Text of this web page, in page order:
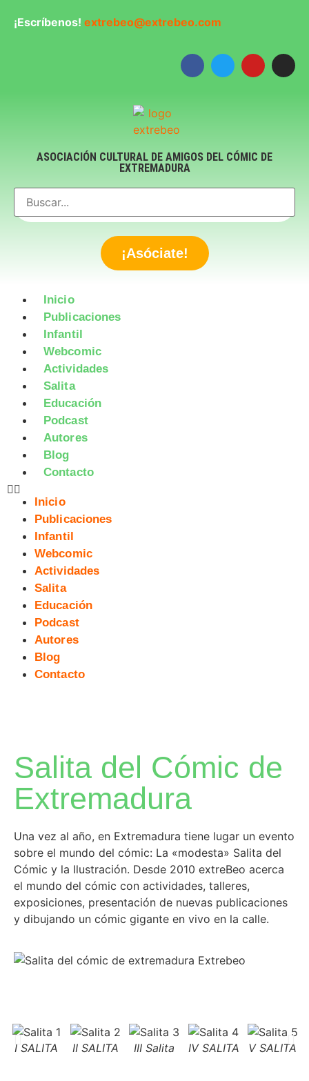
¡Escríbenos! extrebeo@extrebeo.com
ASOCIACIÓN CULTURAL DE AMIGOS DEL CÓMIC DE
EXTREMADURA
¡Asóciate!
Inicio
Publicaciones
Infantil
Webcomic
Actividades
Salita
Educación
Podcast
Autores
Blog
Contacto
Inicio
Publicaciones
Infantil
Webcomic
Actividades
Salita
Educación
Podcast
Autores
Blog
Contacto
Salita del Cómic de
Extremadura
Una vez al año, en Extremadura tiene lugar un evento
sobre el mundo del cómic: La «modesta» Salita del
Cómic y la Ilustración. Desde 2010 extreBeo acerca
el mundo del cómic con actividades, talleres,
exposiciones, presentación de nuevas publicaciones
y dibujando un cómic gigante en vivo en la calle.
I SALITA II SALITA III Salita IV SALITA V SALITA